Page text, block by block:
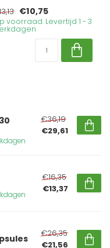
€10,75
voorraad. Levertijd 1 - 3
€36,19
€29,61
€16,35
€13,37
€26,35
€21,56